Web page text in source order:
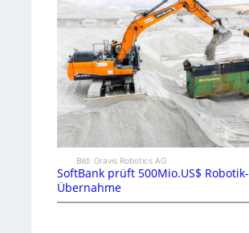
Bild: Gravis Robotics AG
SoftBank prüft 500Mio.US$ Robotik-
Übernahme